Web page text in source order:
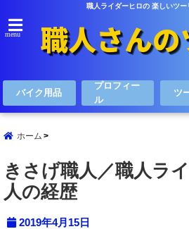
職人ライダーヒロの 楽しいツー
menu
バイク用品
プロフィー
ル
ツ
ホーム
きさげ職人／職人ラ
人の経歴
2019年4月15日